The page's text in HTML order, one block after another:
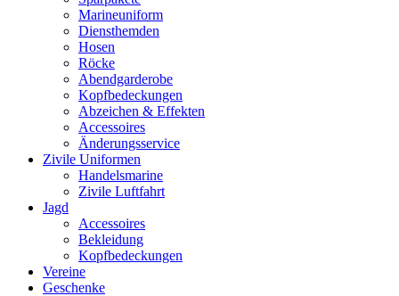
Marineuniform
Diensthemden
Hosen
Röcke
Abendgarderobe
Kopfbedeckungen
Abzeichen & Effekten
Accessoires
Änderungsservice
Zivile Uniformen
Handelsmarine
Zivile Luftfahrt
Jagd
Accessoires
Bekleidung
Kopfbedeckungen
Vereine
Geschenke